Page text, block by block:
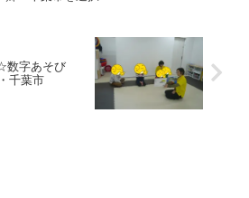
数字あそび
千葉市